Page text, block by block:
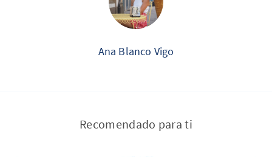
Ana Blanco Vigo
Recomendado para ti